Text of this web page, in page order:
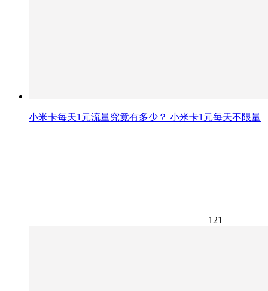
小米卡每天1元流量究竟有多少？ 小米卡1元每天不限量
121